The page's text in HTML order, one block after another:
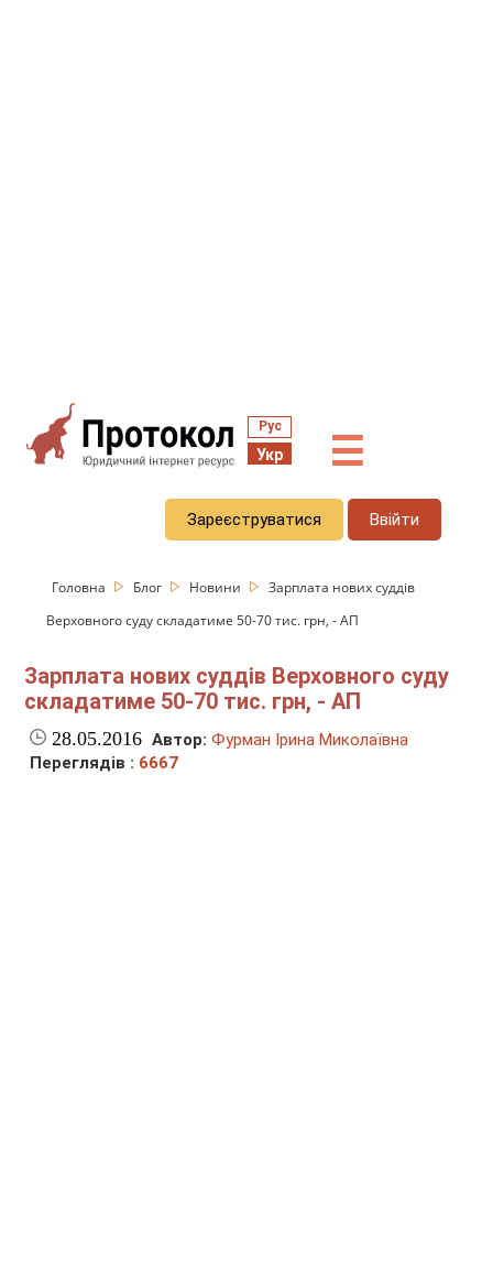
Рус
Укр ☰
Зареєструватися Ввійти
Головна Блог Новини
Зарплата нових суддів
Верховного суду складатиме 50-70 тис. грн, - АП
Зарплата нових суддів Верховного суду
складатиме 50-70 тис. грн, - АП
28.05.2016 Автор: Фурман Ірина Миколаївна
Переглядів : 6667